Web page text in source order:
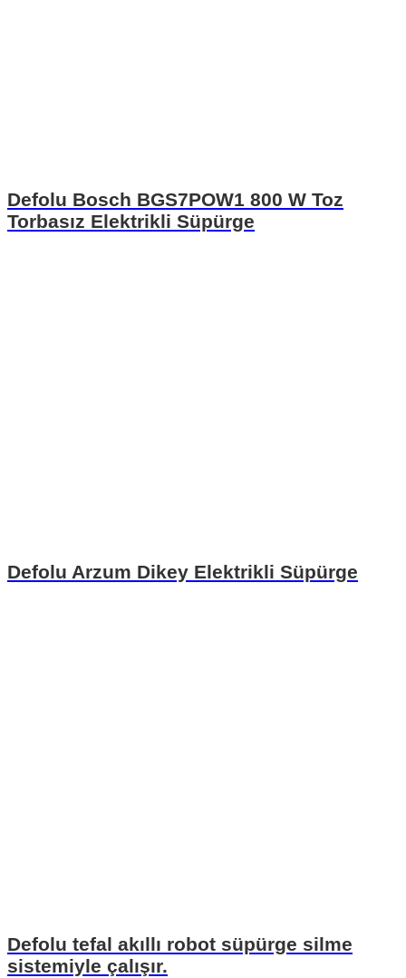
Defolu Bosch BGS7POW1 800 W Toz
Torbasız Elektrikli Süpürge
Defolu Arzum Dikey Elektrikli Süpürge
Defolu tefal akıllı robot süpürge silme
sistemiyle çalışır.